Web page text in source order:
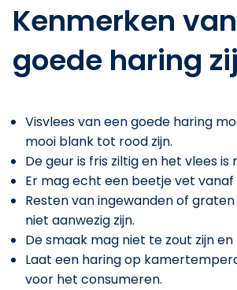
Kenmerken
goede haring
Visvlees van een goede haring
mooi blank tot rood zijn.
De geur is fris ziltig en het vlees is
Er mag echt een beetje vet vanaf
Resten van ingewanden of
niet aanwezig zijn.
De smaak mag niet te zout zijn
Laat een haring op
voor het consumeren.